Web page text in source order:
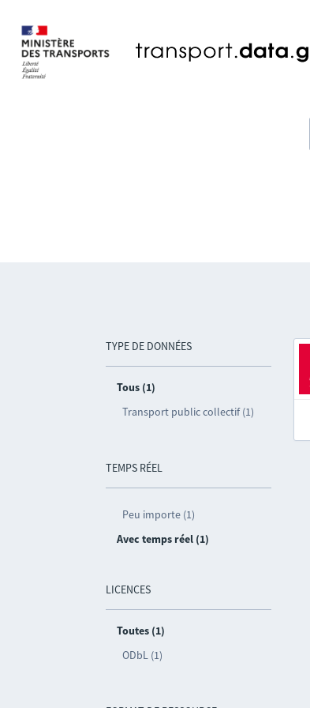
TYPE DE DONNÉES
Tous (1)
Transport public collectif (1)
TEMPS RÉEL
Peu importe (1)
Avec temps réel (1)
LICENCES
Toutes (1)
ODbL (1)